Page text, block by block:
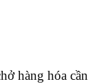
hàng hóa cần